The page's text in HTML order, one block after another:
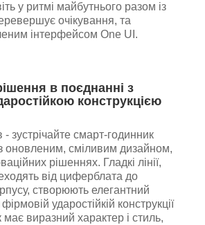
у ритмі майбутнього разом із
очікування, та
інтерфейсом One UI.
в поєднанні з
конструкцією
- зустрічайте смарт-годинник
оновленим, сміливим дизайном,
рішеннях. Гладкі лінії,
від циферблата до
створюють елегантний
ударостійкій конструкції
виразний характер і стиль,